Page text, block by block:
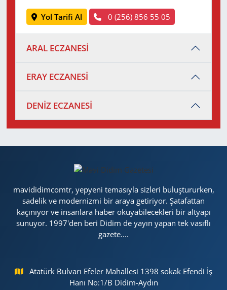
Yol Tarifi Al 0 (256) 856 55 05
ARAL ECZANESİ
ERAY ECZANESİ
DENİZ ECZANESİ
mavididimcomtr, yepyeni temasıyla sizleri buluştururken,
sadelik ve modernizmi bir araya getiriyor. Şatafattan
kaçınıyor ve insanlara haber okuyabilecekleri bir altyapı
sunuyor. 1997'den beri Didim de yayın yapan tek vasıflı
gazete....
Atatürk Bulvarı Efeler Mahallesi 1398 sokak Efendi İş
Hanı No:1/B Didim-Aydın